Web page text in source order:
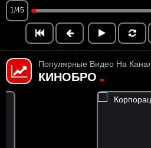
1/45
Популярные Видео На
КИНОБРО